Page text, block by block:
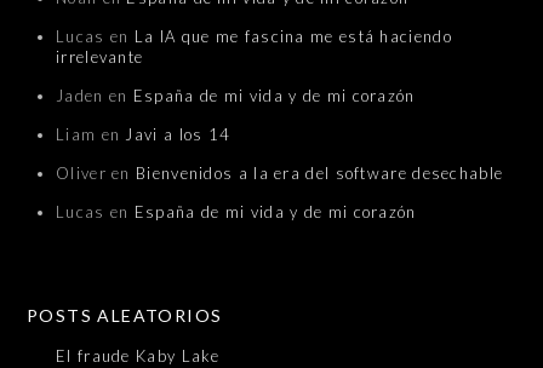
Lucas en La IA que me fascina me está haciendo
irrelevante
Jaden en España de mi vida y de mi corazón
Liam en Javi a los 14
Oliver en Bienvenidos a la era del software desechable
Lucas en España de mi vida y de mi corazón
POSTS ALEATORIOS
El fraude Kaby Lake